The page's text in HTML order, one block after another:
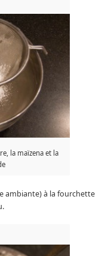
la maïzena et la
ambiante) à la fourchette